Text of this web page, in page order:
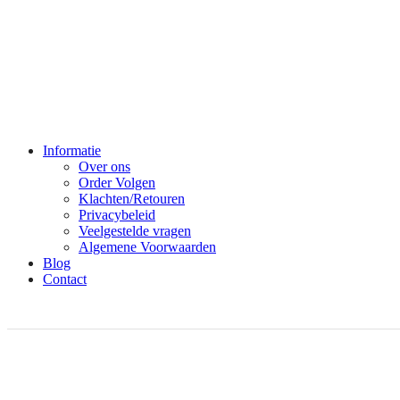
Informatie
Over ons
Order Volgen
Klachten/Retouren
Privacybeleid
Veelgestelde vragen
Algemene Voorwaarden
Blog
Contact